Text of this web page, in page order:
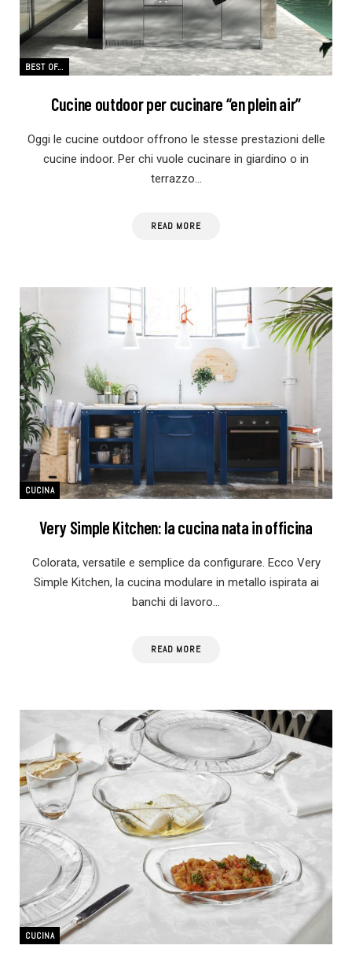
BEST OF...
Cucine outdoor per cucinare “en plein air”
Oggi le cucine outdoor offrono le stesse prestazioni delle
cucine indoor. Per chi vuole cucinare in giardino o in
terrazzo…
READ MORE
CUCINA
Very Simple Kitchen: la cucina nata in officina
Colorata, versatile e semplice da configurare. Ecco Very
Simple Kitchen, la cucina modulare in metallo ispirata ai
banchi di lavoro…
READ MORE
CUCINA